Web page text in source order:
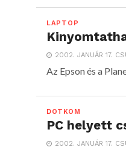
LAPTOP
2002. JANUÁR 17.
Az Epson és a
DOTKOM
PC helyett
2002. JANUÁR 17.